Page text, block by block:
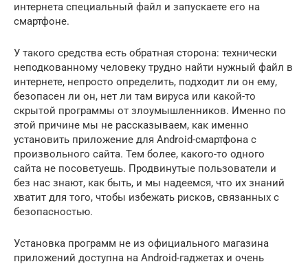
интернета специальный файл и запускаете его на
смартфоне.
У такого средства есть обратная сторона: технически
неподкованному человеку трудно найти нужный файл в
интернете, непросто определить, подходит ли он ему,
безопасен ли он, нет ли там вируса или какой-то
скрытой программы от злоумышленников. Именно по
этой причине мы не рассказываем, как именно
установить приложение для Android-смартфона с
произвольного сайта. Тем более, какого-то одного
сайта не посоветуешь. Продвинутые пользователи и
без нас знают, как быть, и мы надеемся, что их знаний
хватит для того, чтобы избежать рисков, связанных с
безопасностью.
Установка программ не из официального магазина
приложений доступна на Android-гаджетах и очень